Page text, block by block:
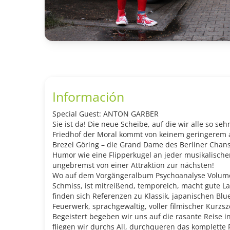
Información
Special Guest: ANTON GARBER
Sie ist da! Die neue Scheibe, auf die wir alle so
Friedhof der Moral kommt von keinem geringerem
Brezel Göring – die Grand Dame des Berliner
Humor wie eine Flipperkugel an jeder
ungebremst von einer Attraktion zur nächsten!
Wo auf dem Vorgängeralbum Psychoanalyse
Schmiss, ist mitreißend, temporeich, macht gute
finden sich Referenzen zu Klassik, japanischen
Feuerwerk, sprachgewaltig, voller filmischer
Begeistert begeben wir uns auf die rasante Reise
fliegen wir durchs All, durchqueren das komplette